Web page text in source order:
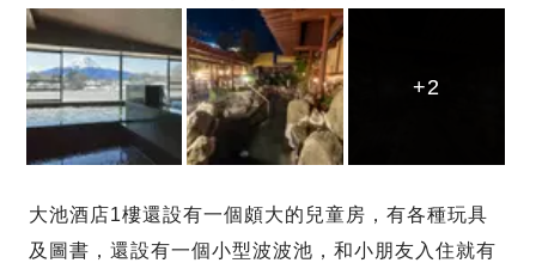
+2
+2
+2
大池酒店1樓還設有一個頗大的兒童房，有各種玩具
及圖書，還設有一個小型波波池，和小朋友入住就有